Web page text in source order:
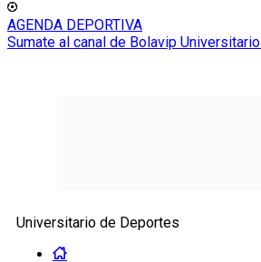
AGENDA DEPORTIVA
Sumate al canal de Bolavip Universitario
Universitario de Deportes